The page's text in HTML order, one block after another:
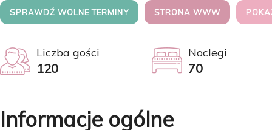
SPRAWDŹ WOLNE TERMINY STRONA WWW
Liczba gości
120
Noclegi
70
Informacje ogólne